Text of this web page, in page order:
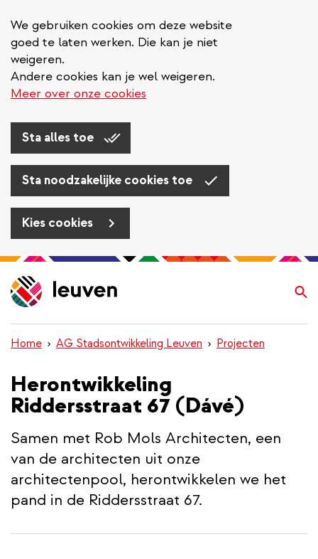
We gebruiken cookies om deze website
goed te laten werken. Die kan je niet
weigeren.
Andere cookies kan je wel weigeren.
Meer over onze cookies
Sta alles toe
Sta noodzakelijke cookies toe
Kies cookies
Overslaan
en
naar
inhoud
gaan
Home AG Stadsontwikkeling Leuven Projecten
Herontwikkeling
Riddersstraat 67 (Dávé)
Samen met Rob Mols Architecten, een
van de architecten uit onze
architectenpool, herontwikkelen we het
pand in de Riddersstraat 67.